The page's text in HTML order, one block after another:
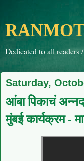
Dedicated to all readers /
Saturday,
आंबा पिकाचं
मुंबई कार्यक्रम -